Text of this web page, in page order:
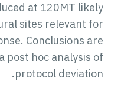
at 120MT likely
sites relevant for
Conclusions are
post hoc analysis of
protocol deviation.